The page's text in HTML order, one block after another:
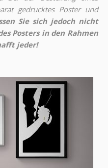
gedrucktes Poster und
Sie sich jedoch nicht
Posters in den Rahmen
jeder!